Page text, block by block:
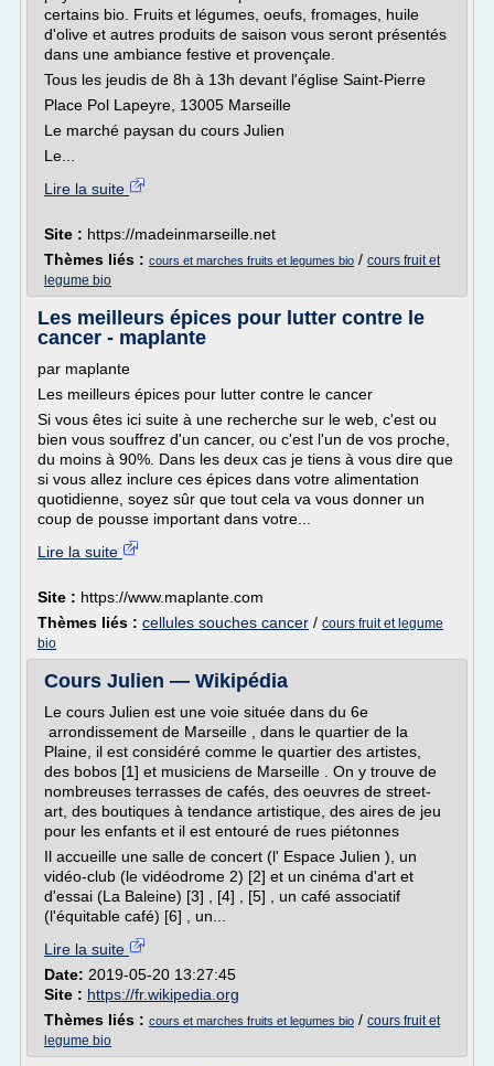
certains bio. Fruits et légumes, oeufs, fromages, huile
d'olive et autres produits de saison vous seront présentés
dans une ambiance festive et provençale.
Tous les jeudis de 8h à 13h devant l'église Saint-Pierre
Place Pol Lapeyre, 13005 Marseille
Le marché paysan du cours Julien
Le...
Lire la suite
Site : https://madeinmarseille.net
Thèmes liés : cours et marches fruits et legumes bio / cours fruit et
legume bio
Les meilleurs épices pour lutter contre le
cancer - maplante
par maplante
Les meilleurs épices pour lutter contre le cancer
Si vous êtes ici suite à une recherche sur le web, c'est ou
bien vous souffrez d'un cancer, ou c'est l'un de vos proche,
du moins à 90%. Dans les deux cas je tiens à vous dire que
si vous allez inclure ces épices dans votre alimentation
quotidienne, soyez sûr que tout cela va vous donner un
coup de pousse important dans votre...
Lire la suite
Site : https://www.maplante.com
Thèmes liés : cellules souches cancer / cours fruit et legume
bio
Cours Julien — Wikipédia
Le cours Julien est une voie située dans du 6e
arrondissement de Marseille , dans le quartier de la
Plaine, il est considéré comme le quartier des artistes,
des bobos [1] et musiciens de Marseille . On y trouve de
nombreuses terrasses de cafés, des oeuvres de street-
art, des boutiques à tendance artistique, des aires de jeu
pour les enfants et il est entouré de rues piétonnes
Il accueille une salle de concert (l' Espace Julien ), un
vidéo-club (le vidéodrome 2) [2] et un cinéma d'art et
d'essai (La Baleine) [3] , [4] , [5] , un café associatif
(l'équitable café) [6] , un...
Lire la suite
Date: 2019-05-20 13:27:45
Site : https://fr.wikipedia.org
Thèmes liés : cours et marches fruits et legumes bio / cours fruit et
legume bio